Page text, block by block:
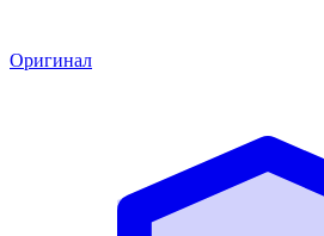
Оригинал